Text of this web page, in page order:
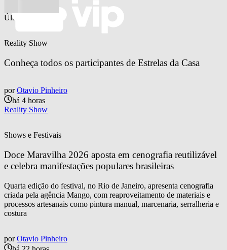
Últimas notícias
Reality Show
Conheça todos os participantes de Estrelas da Casa
por Otavio Pinheiro
há 4 horas
Reality Show
Shows e Festivais
Doce Maravilha 2026 aposta em cenografia reutilizável
e celebra manifestações populares brasileiras
Quarta edição do festival, no Rio de Janeiro, apresenta cenografia
criada pela agência Mango, com reaproveitamento de materiais e
processos artesanais como pintura manual, marcenaria, serralheria e
costura
por Otavio Pinheiro